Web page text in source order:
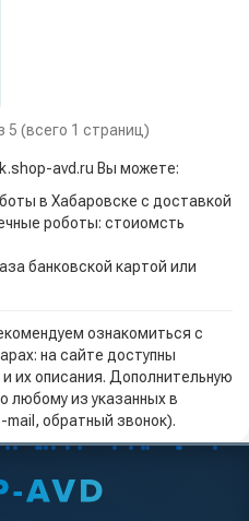
5 (всего 1 страниц)
avd.ru Вы можете:
в Хабаровске с доставкой
роботы: стоиомсть
банковской картой или
ознакомиться с
на сайте доступны
их описания. Дополнительную
любому из указанных в
обратный звонок).